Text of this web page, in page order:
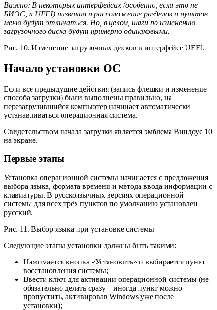
Важно: В некоторых интерфейсах (особенно, если это не
БИОС, а UEFI) названия и расположение разделов и пунктов
меню будут отличаться. Но, в целом, шаги по изменению
загрузочного диска будут примерно одинаковыми.
Рис. 10. Изменение загрузочных дисков в интерфейсе UEFI.
Начало установки ОС
Если все предыдущие действия (запись флешки и изменение
способа загрузки) были выполнены правильно, на
перезагрузившийся компьютер начинает автоматически
устанавливаться операционная система.
Свидетельством начала загрузки является эмблема Виндоус 10
на экране.
Первые этапы
Установка операционной системы начинается с предложения
выбора языка, формата времени и метода ввода информации с
клавиатуры. В русскоязычных версиях операционной
системы для всех трёх пунктов по умолчанию установлен
русский.
Рис. 11. Выбор языка при установке системы.
Следующие этапы установки должны быть такими:
Нажимается кнопка «Установить» и выбирается пункт
восстановления системы;
Ввести ключ для активации операционной системы (не
обязательно делать сразу – иногда пункт можно
пропустить, активировав Windows уже после
установки);